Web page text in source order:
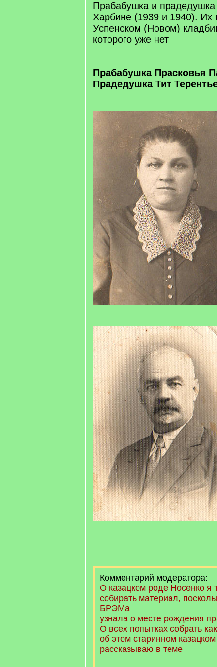
Прабабушка и прадедушка
Харбине (1939 и 1940).
Успенском (Новом)
которого уже нет
Прабабушка Прасковья
Прадедушка Тит
Комментарий модератора:
О казацком роде Носенко я
собирать материал,
БРЭМа
узнала о месте рождения
О всех попытках собрать
об этом старинном
рассказываю в теме